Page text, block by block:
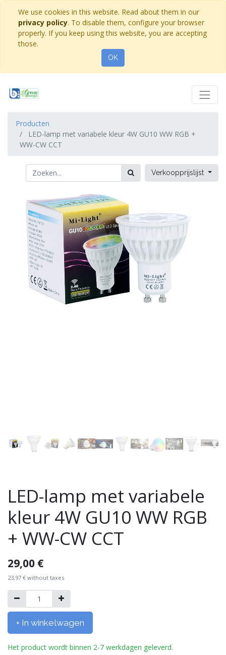
We use cookies in this website. Read about them in our
privacy policy. To disable them, configure your browser
properly. If you keep using this website, you are accepting
those.
OK
Producten
LED-lamp met variabele kleur 4W GU10 WW RGB +
WW-CW CCT
Verkoopprijslijst
LED-lamp met variabele
kleur 4W GU10 WW RGB
+ WW-CW CCT
29,00 €
23,97 € without taxes
+ In winkelwagen
Het product wordt binnen 2-7 werkdagen geleverd.